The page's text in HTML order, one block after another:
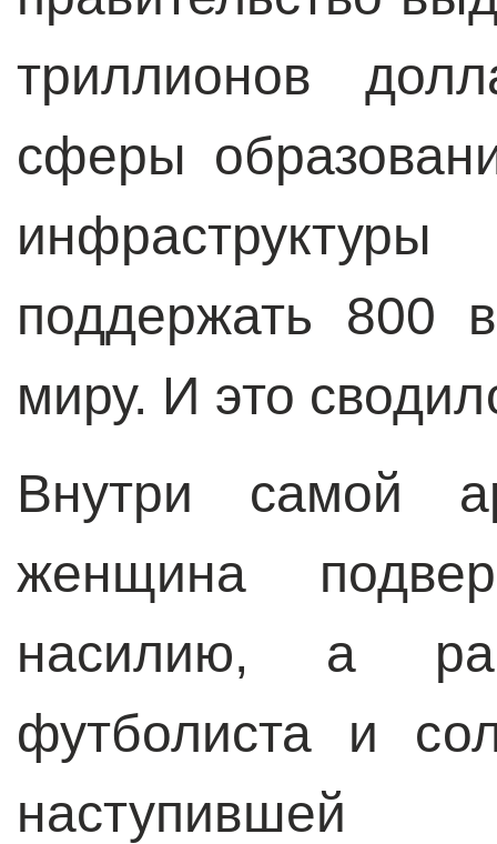
триллионов
сферы
поддержать 800
миру. И это
Внутри самой
женщина
насилию, а
футболиста и